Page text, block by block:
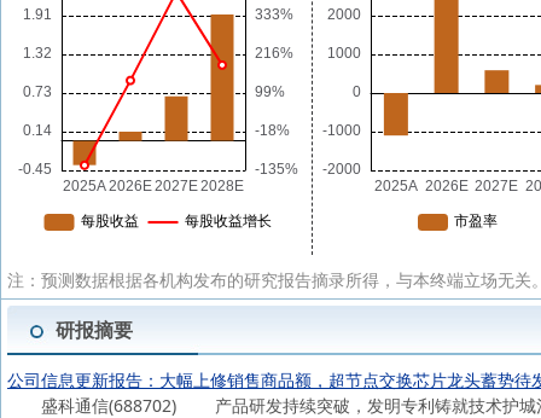
注：预测数据根据各机构发布的研究报告摘录所得，与本终端立场无
研报摘要
公司信息更新报告：大幅上修销售商品额，超节点交换芯片龙头蓄势待
盛科通信(688702) 产品研发持续突破，发明专利铸就技术护城